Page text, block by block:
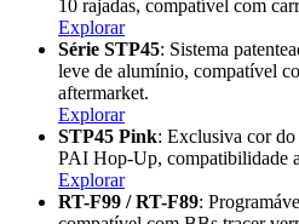
10 rajadas, compatível com
Explorar
Série STP45: Sistema
leve de alumínio, compatível
aftermarket.
Explorar
STP45 Pink: Exclusiva cor do
PAI Hop-Up, compatibilidade
Explorar
RT-F99 / RT-F89: